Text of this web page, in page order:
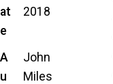
at
e
2018
A
u
John
Miles